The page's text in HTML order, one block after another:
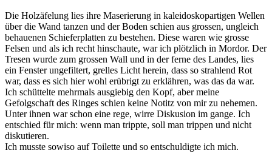
Die Holzäfelung lies ihre Maserierung in kaleidoskopartigen Wellen
über die Wand tanzen und der Boden schien aus grossen, ungleich
behauenen Schieferplatten zu bestehen. Diese waren wie grosse
Felsen und als ich recht hinschaute, war ich plötzlich in Mordor. Der
Tresen wurde zum grossen Wall und in der ferne des Landes, lies
ein Fenster ungefiltert, grelles Licht herein, dass so strahlend Rot
war, dass es sich hier wohl erübrigt zu erklähren, was das da war.
Ich schüttelte mehrmals ausgiebig den Kopf, aber meine
Gefolgschaft des Ringes schien keine Notitz von mir zu nehemen.
Unter ihnen war schon eine rege, wirre Diskusion im gange. Ich
entschied für mich: wenn man trippte, soll man trippen und nicht
diskutieren.
Ich musste sowiso auf Toilette und so entschuldigte ich mich.